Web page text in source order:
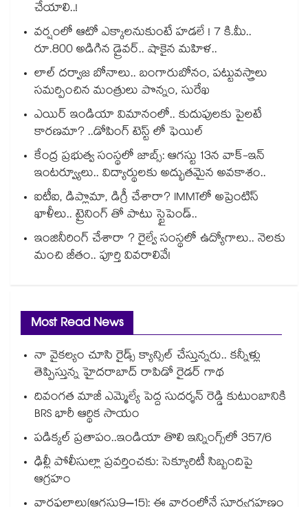
చేయాలి..!
వర్షంలో ఆటో ఎక్కాలనుకుంటే హడలే ! 7 కి.మీ..
రూ.800 అడిగిన డ్రైవర్.. షాకైన మహిళ..
లాల్ దర్వాజ బోనాలు.. బంగారుబోనం, పట్టువస్త్రాలు
సమర్పించిన మంత్రులు పొన్నం, సురేఖ
ఎయిర్ ఇండియా విమానంలో.. కుదుపులకు పైలటే
కారణమా? ..డోపింగ్ టెస్ట్ లో ఫెయిల్
కేంద్ర ప్రభుత్వ సంస్థలో జాబ్స్: ఆగస్టు 13న వాక్-ఇన్
ఇంటర్వ్యూలు.. విద్యార్థులకు అద్భుతమైన అవకాశం..
ఐటీఐ, డిప్లొమా, డిగ్రీ చేశారా? IMMTలో అప్రెంటిస్
ఖాళీలు.. ట్రైనింగ్ తో పాటు స్టైపెండ్..
ఇంజినీరింగ్ చేశారా ? రైల్వే సంస్థలో ఉద్యోగాలు.. నెలకు
మంచి జీతం.. పూర్తి వివరాలివే!
Most Read News
నా వైకల్యం చూసి రైడ్స్ క్యాన్సిల్ చేస్తున్నరు.. కన్నీళ్లు
తెప్పిస్తున్న హైదరాబాద్ రాపిడో రైడర్ గాథ
దివంగత మాజీ ఎమ్మెల్యే పెద్ద సుదర్శన్ రెడ్డి కుటుంబానికి
BRS భారీ ఆర్థిక సాయం
పడిక్కల్‌‌ ప్రతాపం..ఇండియా తొలి ఇన్నింగ్స్‌‌లో 357/6
ఢిల్లీ పోలీసుల్లా ప్రవర్తించకు: సెక్యూరిటీ సిబ్బందిపై
ఆగ్రహం